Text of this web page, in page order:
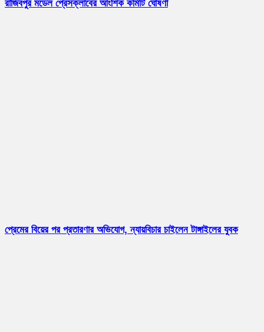
রাজিবপুর মডেল প্রেসক্লাবের আংশিক কমিটি ঘোষণা
প্রেমের বিয়ের পর প্রতারণার অভিযোগ, ন্যায়বিচার চাইলেন টাঙ্গাইলের যুবক